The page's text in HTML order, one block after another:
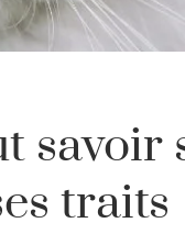
savoir
traits